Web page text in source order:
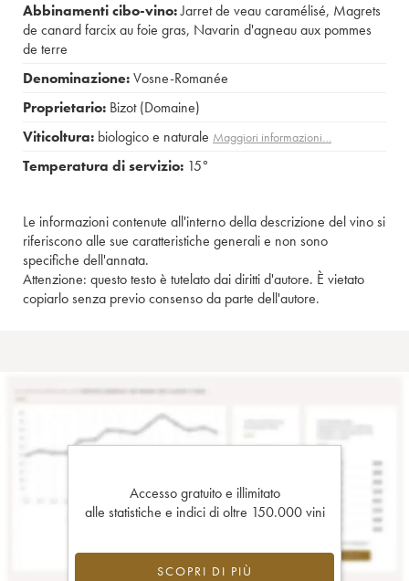
Abbinamenti cibo-vino:Jarret de veau caramélisé, Magrets
de canard farcix au foie gras, Navarin d'agneau aux pommes
de terre
Denominazione:Vosne-Romanée
Proprietario: Bizot (Domaine)
Viticoltura: biologico e naturale Maggiori informazioni…
Temperatura di servizio: 15°
Le informazioni contenute all'interno della descrizione del vino si
riferiscono alle sue caratteristiche generali e non sono
specifiche dell'annata.
Attenzione: questo testo è tutelato dai diritti d'autore. È vietato
copiarlo senza previo consenso da parte dell'autore.
Accesso gratuito e illimitato
alle statistiche e indici di oltre 150.000 vini
SCOPRI DI PIÙ